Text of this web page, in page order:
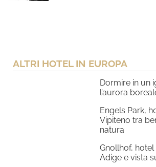
ALTRI HOTEL IN EUROPA
Dormire in un
l’aurora
Engels Park,
Vipiteno tra
natura
Gnollhof,
Adige e vista